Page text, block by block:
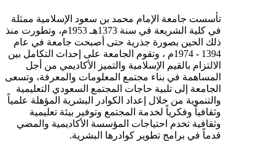
تأسست جامعة الإمام محمد بن سعود الإسلامية ممثلة
في كلية الشريعة في سنة 1373هـ 1953م، وتطورت منذ
ذلك الحين بصورة جذرية حتى أصبحت جامعة في عام
1394 - 1974م ، وتقوم الجامعة على إحداث التكامل بين
الالتزام بالقيم الإسلامية والتميز الأكاديمي من أجل
المساهمة في بناء مجتمع المعلومات والمعرفة، وتسعى
الجامعة إلى تلبية حاجات المجتمع السعودي التعليمية
والتنموية من خلال إعداد الكوادر البشرية المؤهلة علمياً
وثقافياً وفكرياً لخدمة المجتمع وتوفير بيئة تعليمية
وثقافية تخدم احتياجات المؤسسة الأكاديمية والمضي
قدماً في برامج تطوير كوادرها البشرية.